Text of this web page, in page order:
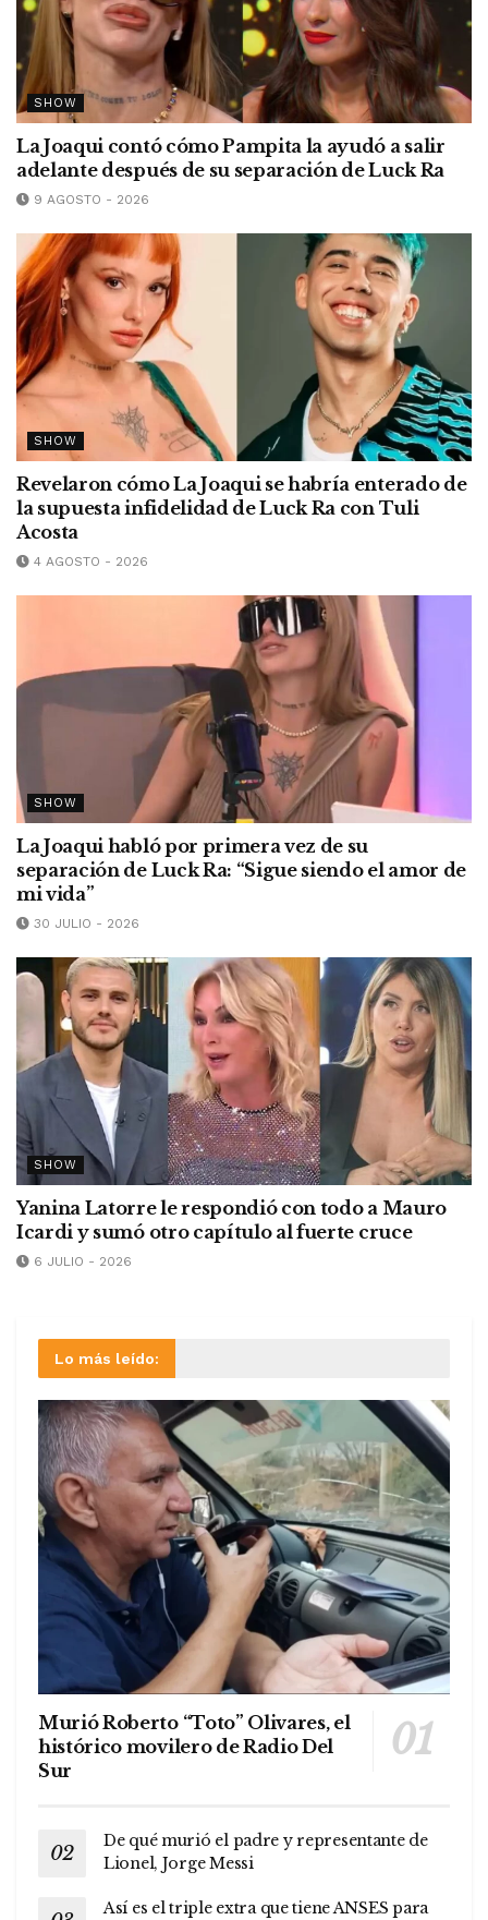
SHOW
La Joaqui contó cómo Pampita la ayudó a salir
adelante después de su separación de Luck Ra
9 AGOSTO - 2026
SHOW
Revelaron cómo La Joaqui se habría enterado de
la supuesta infidelidad de Luck Ra con Tuli
Acosta
4 AGOSTO - 2026
SHOW
La Joaqui habló por primera vez de su
separación de Luck Ra: “Sigue siendo el amor de
mi vida”
30 JULIO - 2026
SHOW
Yanina Latorre le respondió con todo a Mauro
Icardi y sumó otro capítulo al fuerte cruce
6 JULIO - 2026
Lo más leído:
Murió Roberto “Toto” Olivares, el
histórico movilero de Radio Del
Sur
De qué murió el padre y representante de
Lionel, Jorge Messi
Así es el triple extra que tiene ANSES para